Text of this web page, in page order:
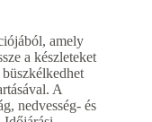
amely
a készleteket
A
nedvesség- és